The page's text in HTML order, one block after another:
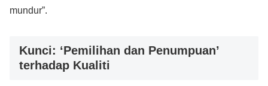
mundur”.
Kunci: ‘Pemilihan dan Penumpuan’
terhadap Kualiti